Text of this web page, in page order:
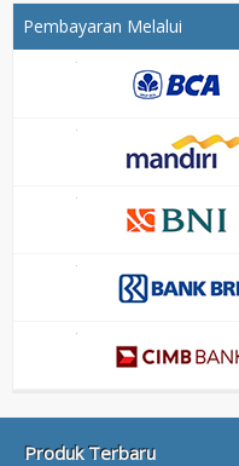
Pembayaran Melalui
Produk Terbaru